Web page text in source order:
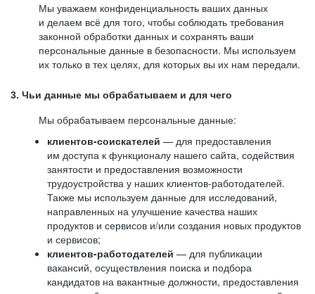
Мы уважаем конфиденциальность ваших данных
и делаем всё для того, чтобы соблюдать требования
законной обработки данных и сохранять ваши
персональные данные в безопасности. Мы используем
их только в тех целях, для которых вы их нам передали.
3. Чьи данные мы обрабатываем и для чего
Мы обрабатываем персональные данные:
клиентов-соискателей — для предоставления
им доступа к функционалу нашего сайта, содействия
занятости и предоставления возможности
трудоустройства у наших клиентов-работодателей.
Также мы используем данные для исследований,
направленных на улучшение качества наших
продуктов и сервисов и/или создания новых продуктов
и сервисов;
клиентов-работодателей — для публикации
вакансий, осуществления поиска и подбора
кандидатов на вакантные должности, предоставления